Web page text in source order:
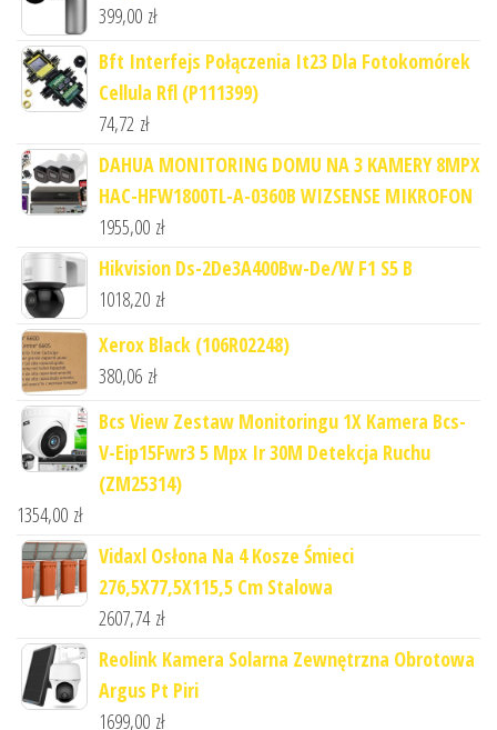
399,00 zł
Bft Interfejs Połączenia It23 Dla Fotokomórek
Cellula Rfl (P111399)
74,72 zł
DAHUA MONITORING DOMU NA 3 KAMERY 8MPX
HAC-HFW1800TL-A-0360B WIZSENSE MIKROFON
1955,00 zł
Hikvision Ds-2De3A400Bw-De/W F1 S5 B
1018,20 zł
Xerox Black (106R02248)
380,06 zł
Bcs View Zestaw Monitoringu 1X Kamera Bcs-
V-Eip15Fwr3 5 Mpx Ir 30M Detekcja Ruchu
(ZM25314)
1354,00 zł
Vidaxl Osłona Na 4 Kosze Śmieci
276,5X77,5X115,5 Cm Stalowa
2607,74 zł
Reolink Kamera Solarna Zewnętrzna Obrotowa
Argus Pt Piri
1699,00 zł